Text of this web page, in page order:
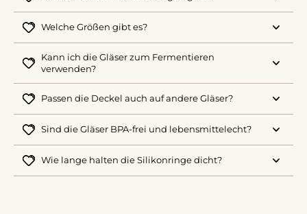
Welche Größen gibt es?
Kann ich die Gläser zum Fermentieren
verwenden?
Passen die Deckel auch auf andere Gläser?
Sind die Gläser BPA-frei und lebensmittelecht?
Wie lange halten die Silikonringe dicht?